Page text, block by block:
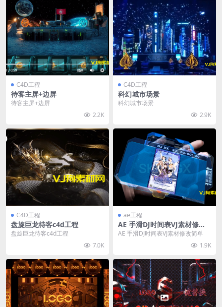
C4D工程
待客主屏+边屏
待客主屏+边屏
2.2K
C4D工程
科幻城市场景
科幻城市场景
2.9K
C4D工程
盘旋巨龙待客c4d工程
盘旋巨龙待客c4d工程
7.0K
ae工程
AE 手滑DJ时间表VJ素材修改
简单
AE 手滑DJ时间表VJ素材修改简单
1.9K